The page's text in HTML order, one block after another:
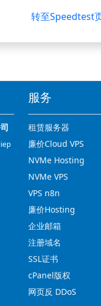
转至Speedtest
服务
租赁服务器
廉价Cloud VPS
NVMe Hosting
NVMe VPS
VPS n8n
廉价Hosting
企业邮箱
注册域名
SSL证书
cPanel版权
网页反 DDoS